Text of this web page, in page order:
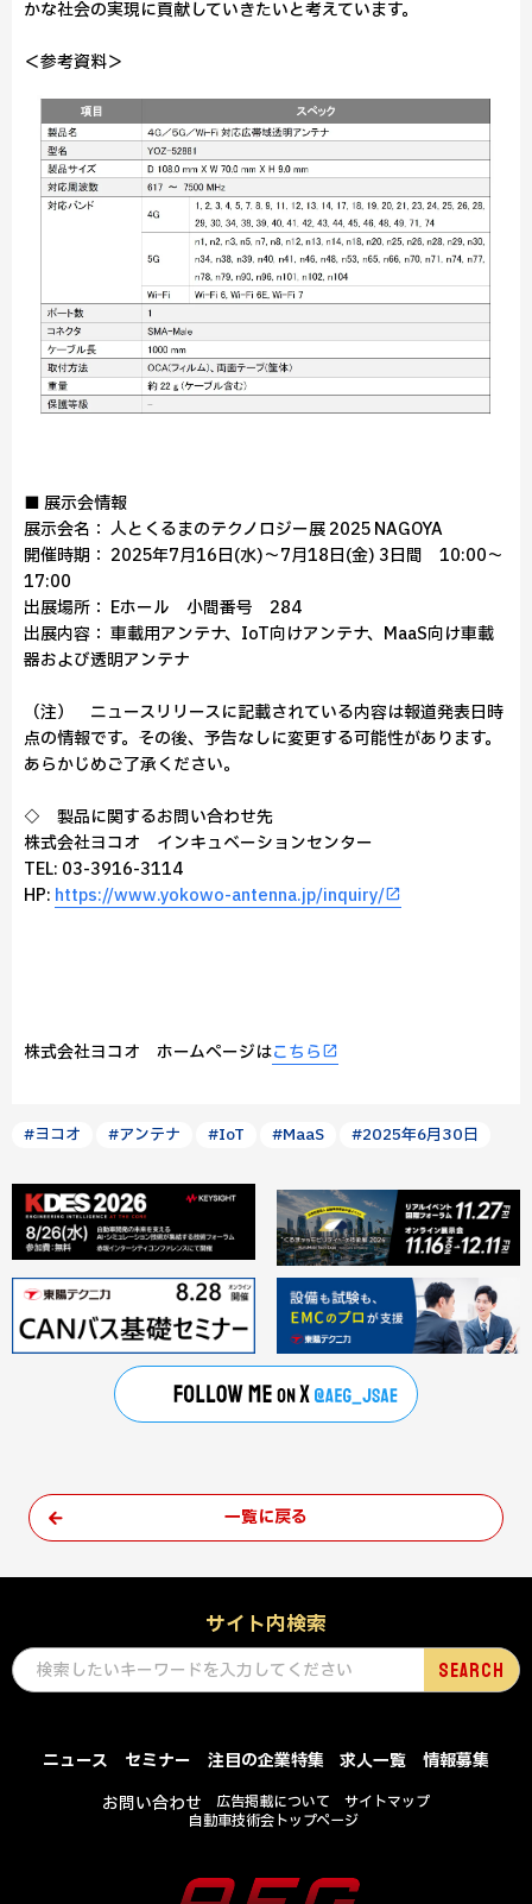
かな社会の実現に貢献していきたいと考えています。
＜参考資料＞
■ 展示会情報
展示会名： 人とくるまのテクノロジー展 2025 NAGOYA
開催時期： 2025年7月16日(水)～7月18日(金) 3日間 10:00～
17:00
出展場所： Eホール 小間番号 284
出展内容： 車載用アンテナ、IoT向けアンテナ、MaaS向け車載
器および透明アンテナ
（注） ニュースリリースに記載されている内容は報道発表日時
点の情報です。その後、予告なしに変更する可能性があります。
あらかじめご了承ください。
◇ 製品に関するお問い合わせ先
株式会社ヨコオ インキュベーションセンター
TEL: 03-3916-3114
HP: https://www.yokowo-antenna.jp/inquiry/
株式会社ヨコオ ホームページはこちら
#ヨコオ #アンテナ #IoT #MaaS #2025年6月30日
一覧に戻る
サイト内検索
ニュース セミナー 注目の企業特集 求人一覧
情報募集
お問い合わせ
広告掲載について
サイトマップ
自動車技術会トップページ